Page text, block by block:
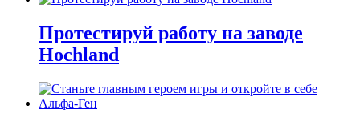
Протестируй работу на заводе
Hochland